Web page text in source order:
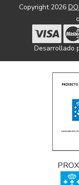
Copyright 2026
Desarrollado